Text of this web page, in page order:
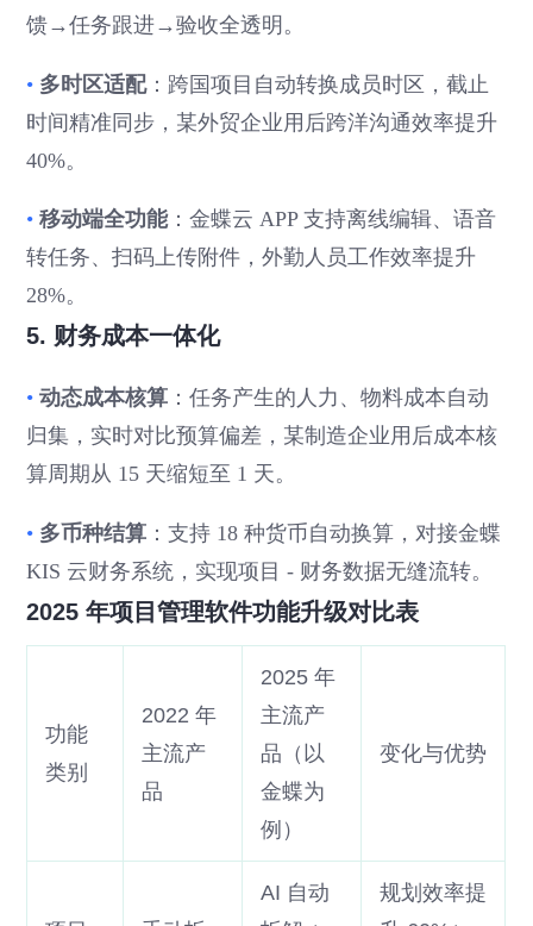
馈→任务跟进→验收全透明。
• 多时区适配：跨国项目自动转换成员时区，截止
时间精准同步，某外贸企业用后跨洋沟通效率提升
40%。
•移动端全功能：金蝶云 APP 支持离线编辑、语音
转任务、扫码上传附件，外勤人员工作效率提升
28%。
5. 财务成本一体化
•动态成本核算 ：任务产生的人力、物料成本自动
归集，实时对比预算偏差，某制造企业用后成本核
算周期从 15 天缩短至 1 天。
• 多币种结算 ：支持 18 种货币自动换算，对接金蝶
KIS 云财务系统，实现项目 - 财务数据无缝流转。
2025 年项目管理软件功能升级对比表
功能
类别
2022 年
主流产
品
2025 年
主流产
品（以
金蝶为
例）
变化与优势
AI 自动
规划效率提